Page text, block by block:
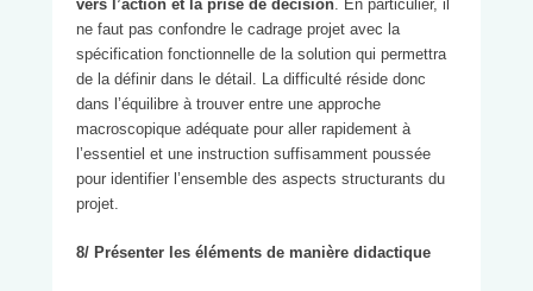
vers l’action et la prise de décision. En particulier, il
ne faut pas confondre le cadrage projet avec la
spécification fonctionnelle de la solution qui permettra
de la définir dans le détail. La difficulté réside donc
dans l’équilibre à trouver entre une approche
macroscopique adéquate pour aller rapidement à
l’essentiel et une instruction suffisamment poussée
pour identifier l’ensemble des aspects structurants du
projet.
8/ Présenter les éléments de manière didactique